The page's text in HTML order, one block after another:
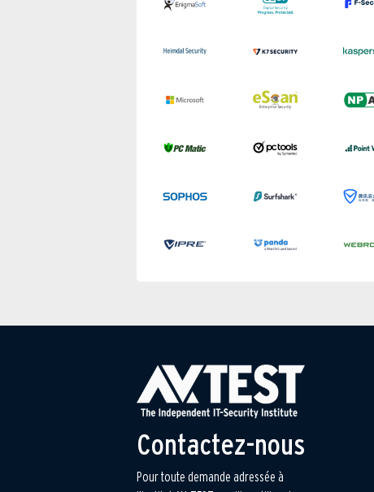
Contactez-nous
Pour toute demande adressée à